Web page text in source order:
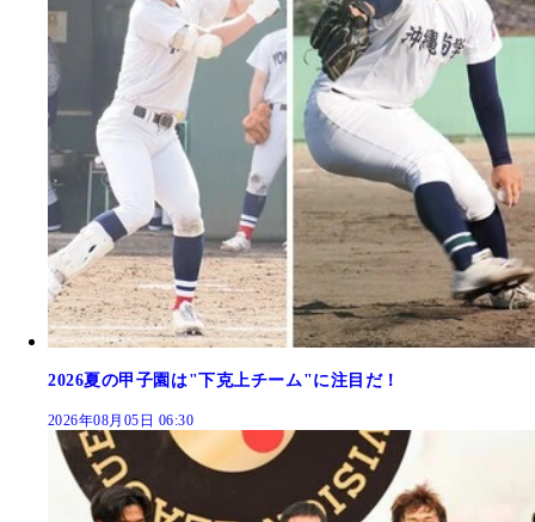
2026夏の甲子園は"下克上チーム"に注目だ！
2026年08月05日 06:30